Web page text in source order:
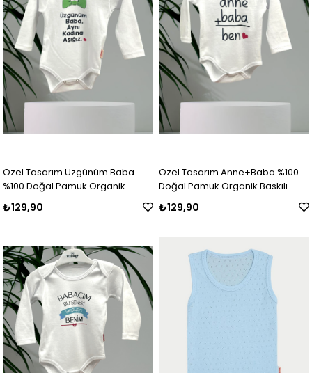
Özel Tasarım Üzgünüm Baba
%100 Doğal Pamuk Organik
Baskılı Çıtçıtlı Uzun Kollu Body
Zıbın Bebek Badi
₺129,90
Özel Tasarım Anne+Baba %100
Doğal Pamuk Organik Baskılı
Çıtçıtlı Uzun Kollu Body Zıbın
Bebek Badi
₺129,90